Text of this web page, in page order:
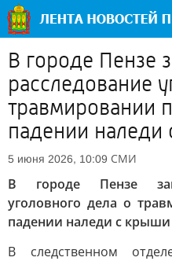
В городе Пензе
расследование
травмировании
падении
5 июня 2026, 10:09 СМИ
В городе Пензе
уголовного дела о
падении наледи с
В следственном